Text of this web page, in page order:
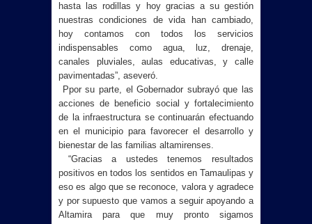
hasta las rodillas y hoy gracias a su gestión
nuestras condiciones de vida han cambiado,
hoy contamos con todos los servicios
indispensables como agua, luz, drenaje,
canales pluviales, aulas educativas, y calle
pavimentadas”, aseveró.
Ppor su parte, el Gobernador subrayó que las
acciones de beneficio social y fortalecimiento
de la infraestructura se continuarán efectuando
en el municipio para favorecer el desarrollo y
bienestar de las familias altamirenses.
“Gracias a ustedes tenemos resultados
positivos en todos los sentidos en Tamaulipas y
eso es algo que se reconoce, valora y agradece
y por supuesto que vamos a seguir apoyando a
Altamira para que muy pronto sigamos